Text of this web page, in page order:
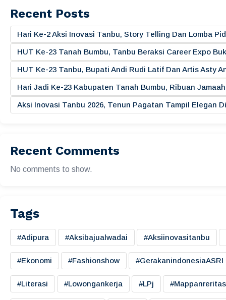
Recent Posts
Hari Ke-2 Aksi Inovasi Tanbu, Story Telling Dan Lomba
HUT Ke-23 Tanah Bumbu, Tanbu Beraksi Career Expo
HUT Ke-23 Tanbu, Bupati Andi Rudi Latif Dan Artis Asty
Hari Jadi Ke-23 Kabupaten Tanah Bumbu, Ribuan
Aksi Inovasi Tanbu 2026, Tenun Pagatan Tampil Elegan
Recent Comments
No comments to show.
Tags
#adipura #aksibajualwadai #aksiinovasitanbu
#ekonomi #fashionshow #gerakanindonesiaASRI
#literasi #lowongankerja #LPj